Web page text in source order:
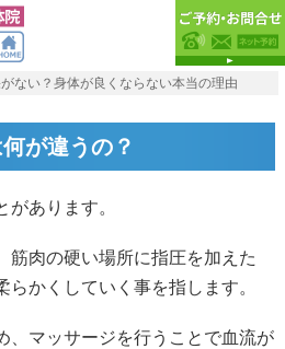
ない？身体が良くならない本当の理由
が違うの？
があります。
筋肉の硬い場所に指圧を加えた
らかくしていく事を指します。
、マッサージを行うことで血流が